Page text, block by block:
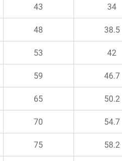
43 34
48 38.5
53 42
59 46.7
65 50.2
70 54.7
75 58.2